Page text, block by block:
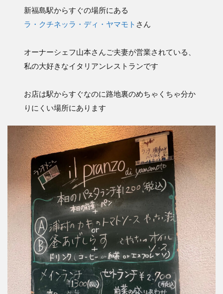
新福島駅からすぐの場所にある
ラ・クチネッラ・ディ・ヤマモト さん
オーナーシェフ山本さんご夫妻が営業されている、
私の大好きなイタリアンレストランです
お店は駅からすぐなのに路地裏のめちゃくちゃ分か
りにくい場所にあります